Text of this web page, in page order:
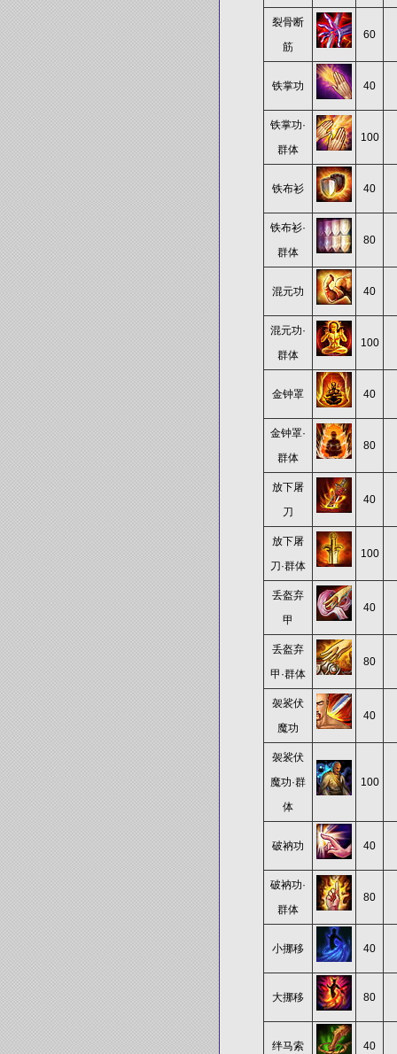
裂骨断
筋
60
铁掌功 40
铁掌功·
群体
100
铁布衫 40
铁布衫·
群体
80
混元功 40
混元功·
群体
100
金钟罩 40
金钟罩·
群体
80
放下屠
刀
40
放下屠
刀·群体
100
丢盔弃
甲
40
丢盔弃
甲·群体
80
袈裟伏
魔功
40
袈裟伏
魔功·群
体
100
破衲功 40
破衲功·
群体
80
小挪移 40
大挪移 80
绊马索 40